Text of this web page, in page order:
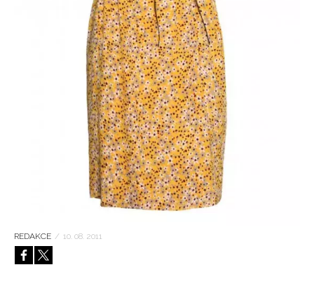
REDAKCE / 10. 08. 2011